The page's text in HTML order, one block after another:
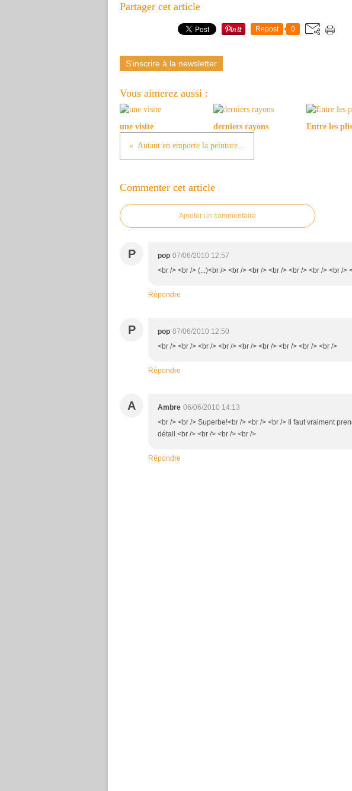
Partager cet article
Repost 0
S'inscrire à la newsletter
Vous aimerez aussi :
une visite derniers rayons Entre les plis
Autant en emporte la peinture...
Commenter cet article
Ajouter un commentaire
P pop 07/06/2010 12:57
<br /> <br /> (...)<br /> <br /> <br /> <br /> <br /> <br /> <br />
Répondre
P pop 07/06/2010 12:50
<br /> <br /> <br /> <br /> <br /> <br /> <br /> <br /> <br />
Répondre
A Ambre 06/06/2010 14:13
<br /> <br /> Superbe!<br /> <br /> <br /> Il faut vraiment
détail.<br /> <br /> <br /> <br />
Répondre